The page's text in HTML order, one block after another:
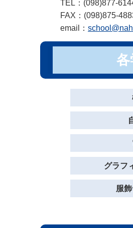
TEL：(098)877-
FAX：(098)875-
email：
各
グラフ
服